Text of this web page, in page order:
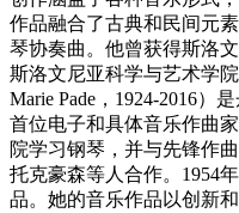
作品融合了古典和民间元
琴协奏曲。他曾获得斯洛
斯洛文尼亚科学与艺术学
Marie Pade，1924-2016）
首位电子和具体音乐作曲
院学习钢琴，并与先锋作
托克豪森等人合作。1954
品。她的音乐作品以创新